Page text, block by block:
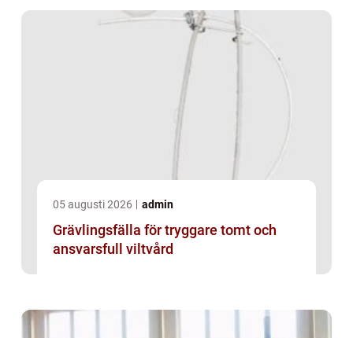
05 augusti 2026 admin
Grävlingsfälla för tryggare tomt och
ansvarsfull viltvård